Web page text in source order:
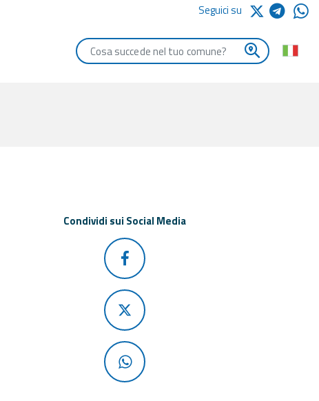
Seguici su
Condividi sui Social Media